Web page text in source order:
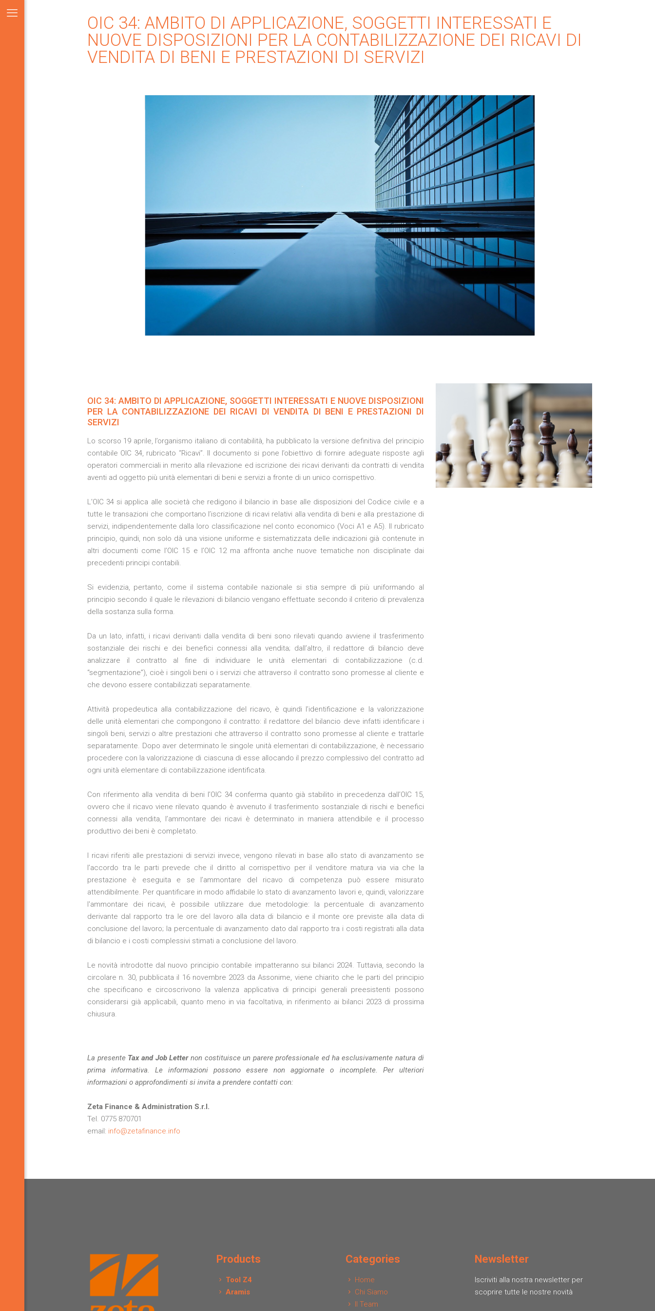
OIC 34: AMBITO DI APPLICAZIONE, SOGGETTI INTERESSATI E
NUOVE DISPOSIZIONI PER LA CONTABILIZZAZIONE DEI RICAVI DI
VENDITA DI BENI E PRESTAZIONI DI SERVIZI
OIC 34: AMBITO DI APPLICAZIONE, SOGGETTI INTERESSATI E NUOVE DISPOSIZIONI
PER LA CONTABILIZZAZIONE DEI RICAVI DI VENDITA DI BENI E PRESTAZIONI DI
SERVIZI
Lo scorso 19 aprile, l’organismo italiano di contabilità, ha pubblicato la versione definitiva del principio
contabile OIC 34, rubricato “Ricavi”. Il documento si pone l’obiettivo di fornire adeguate risposte agli
operatori commerciali in merito alla rilevazione ed iscrizione dei ricavi derivanti da contratti di vendita
aventi ad oggetto più unità elementari di beni e servizi a fronte di un unico corrispettivo.
L’OIC 34 si applica alle società che redigono il bilancio in base alle disposizioni del Codice civile e a
tutte le transazioni che comportano l’iscrizione di ricavi relativi alla vendita di beni e alla prestazione di
servizi, indipendentemente dalla loro classificazione nel conto economico (Voci A1 e A5). Il rubricato
principio, quindi, non solo dà una visione uniforme e sistematizzata delle indicazioni già contenute in
altri documenti come l’OIC 15 e l’OIC 12 ma affronta anche nuove tematiche non disciplinate dai
precedenti principi contabili.
Si evidenzia, pertanto, come il sistema contabile nazionale si stia sempre di più uniformando al
principio secondo il quale le rilevazioni di bilancio vengano effettuate secondo il criterio di prevalenza
della sostanza sulla forma.
Da un lato, infatti, i ricavi derivanti dalla vendita di beni sono rilevati quando avviene il trasferimento
sostanziale dei rischi e dei benefici connessi alla vendita; dall’altro, il redattore di bilancio deve
analizzare il contratto al fine di individuare le unità elementari di contabilizzazione (c.d.
“segmentazione”), cioè i singoli beni o i servizi che attraverso il contratto sono promesse al cliente e
che devono essere contabilizzati separatamente.
Attività propedeutica alla contabilizzazione del ricavo, è quindi l’identificazione e la valorizzazione
delle unità elementari che compongono il contratto: il redattore del bilancio deve infatti identificare i
singoli beni, servizi o altre prestazioni che attraverso il contratto sono promesse al cliente e trattarle
separatamente. Dopo aver determinato le singole unità elementari di contabilizzazione, è necessario
procedere con la valorizzazione di ciascuna di esse allocando il prezzo complessivo del contratto ad
ogni unità elementare di contabilizzazione identificata.
Con riferimento alla vendita di beni l’OIC 34 conferma quanto già stabilito in precedenza dall’OIC 15,
ovvero che il ricavo viene rilevato quando è avvenuto il trasferimento sostanziale di rischi e benefici
connessi alla vendita, l’ammontare dei ricavi è determinato in maniera attendibile e il processo
produttivo dei beni è completato.
I ricavi riferiti alle prestazioni di servizi invece, vengono rilevati in base allo stato di avanzamento se
l’accordo tra le parti prevede che il diritto al corrispettivo per il venditore matura via via che la
prestazione è eseguita e se l’ammontare del ricavo di competenza può essere misurato
attendibilmente. Per quantificare in modo affidabile lo stato di avanzamento lavori e, quindi, valorizzare
l'ammontare dei ricavi, è possibile utilizzare due metodologie: la percentuale di avanzamento
derivante dal rapporto tra le ore del lavoro alla data di bilancio e il monte ore previste alla data di
conclusione del lavoro; la percentuale di avanzamento dato dal rapporto tra i costi registrati alla data
di bilancio e i costi complessivi stimati a conclusione del lavoro.
Le novità introdotte dal nuovo principio contabile impatteranno sui bilanci 2024. Tuttavia, secondo la
circolare n. 30, pubblicata il 16 novembre 2023 da Assonime, viene chiarito che le parti del principio
che specificano e circoscrivono la valenza applicativa di principi generali preesistenti possono
considerarsi già applicabili, quanto meno in via facoltativa, in riferimento ai bilanci 2023 di prossima
chiusura.
La presente Tax and Job Letternon costituisce un parere professionale ed ha esclusivamente natura di
prima informativa. Le informazioni possono essere non aggiornate o incomplete.
Per ulteriori
informazioni o approfondimenti si invita a prendere contatti con:
Zeta Finance & Administration S.r.l.
Tel. 0775 870701
email: info@zetafinance.info
Products
Tool Z4
Aramis
Categories
Home
Chi Siamo
Il Team
Newsletter
Iscriviti alla nostra newsletter per
scoprire tutte le nostre novità